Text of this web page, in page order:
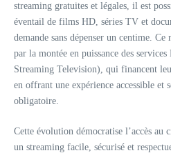
streaming gratuites et légales, il est
éventail de films HD, séries TV et
demande sans dépenser un centime.
par la montée en puissance des
Streaming Television), qui financent
en offrant une expérience accessible et
obligatoire.
Cette évolution démocratise l’accès au
un streaming facile, sécurisé et